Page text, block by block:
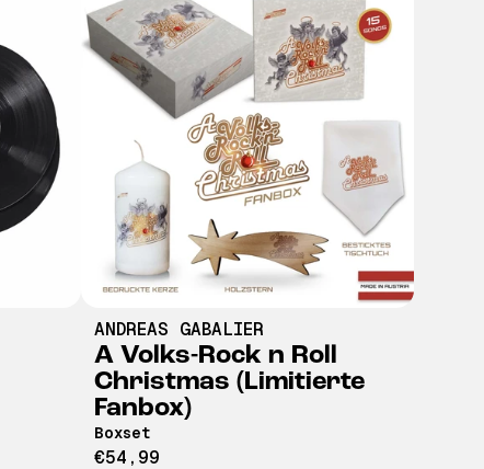
ANDREAS GABALIER
A Volks-Rock n Roll
Christmas (Limitierte
Fanbox)
Boxset
€54,99